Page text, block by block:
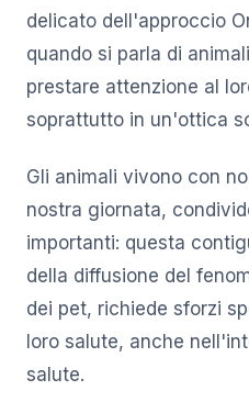
delicato dell'approccio
quando si parla di
prestare attenzione al
soprattutto in un'ottica
Gli animali vivono con
nostra giornata,
importanti: questa
della diffusione del
dei pet, richiede sforzi
loro salute, anche
salute.